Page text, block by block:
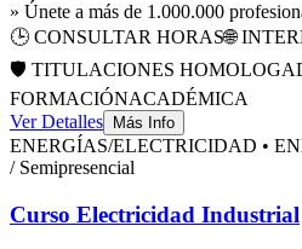
» Únete a más de 1.000.000
🕒 CONSULTAR HORAS🌐
🛡️ TITULACIONES
FORMACIÓNACADÉMICA
Ver Detalles
Más Info
ENERGÍAS/ELECTRICIDAD •
/ Semipresencial
Curso Electricidad Industrial